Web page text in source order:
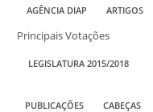
AGÊNCIA DIAP ARTIGOS
Principais Votações
LEGISLATURA 2015/2018
PUBLICAÇÕES CABEÇAS